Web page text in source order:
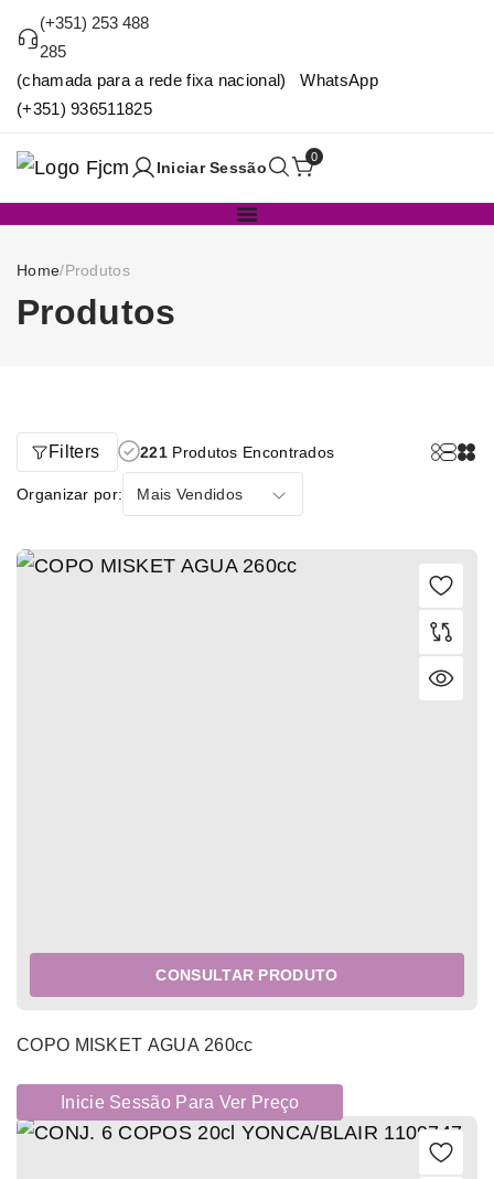
(+351) 253 488
285
(chamada para a rede fixa nacional) WhatsApp
(+351) 936511825
Iniciar Sessão
0
Home/Produtos
Produtos
Filters 221 Produtos Encontrados
Organizar por: Mais Vendidos
CONSULTAR PRODUTO
COPO MISKET AGUA 260cc
Inicie Sessão Para Ver Preço